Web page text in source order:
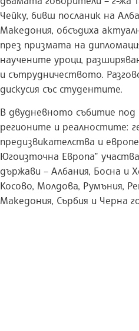
Чейку, бивш посланик на
Македония, обсъдиха
през призмата на
научените уроци,
и сътрудничеството.
дискусия със студентите.
В двудневното събитие под
регионите и реалностите:
предизвикателства и
Югоизточна Европа”
държави – Албания, Босна и
Косово, Молдова, Румъния,
Македония, Сърбия и Черна